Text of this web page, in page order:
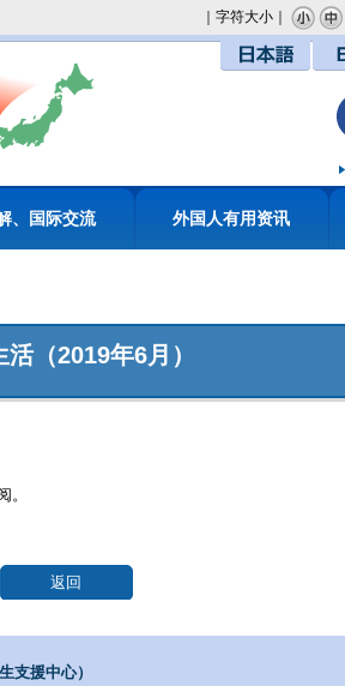
｜字符大小｜
、国际交流 外国人有用资讯
活（2019年6月）
。
返回
支援中心）